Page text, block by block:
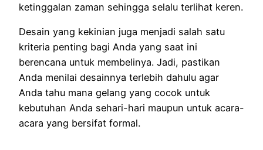
ketinggalan zaman sehingga selalu terlihat keren.
Desain yang kekinian juga menjadi salah satu
kriteria penting bagi Anda yang saat ini
berencana untuk membelinya. Jadi, pastikan
Anda menilai desainnya terlebih dahulu agar
Anda tahu mana gelang yang cocok untuk
kebutuhan Anda sehari-hari maupun untuk acara-
acara yang bersifat formal.